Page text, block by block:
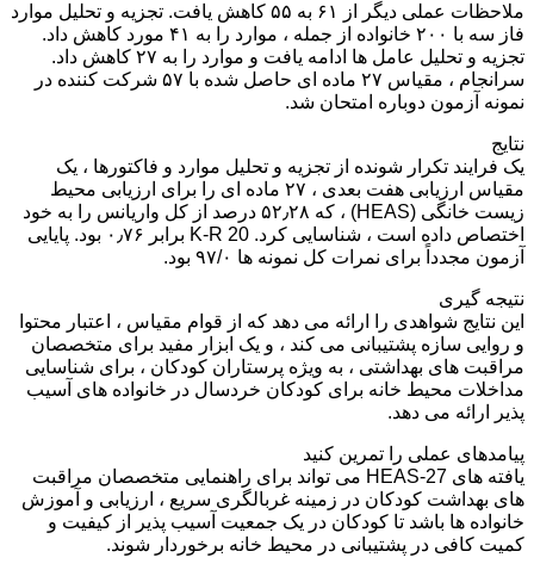
ملاحظات عملی دیگر از ۶۱ به ۵۵ کاهش یافت. تجزیه و تحلیل موارد
فاز سه با ۲۰۰ خانواده از جمله ، موارد را به ۴۱ مورد کاهش داد.
تجزیه و تحلیل عامل ها ادامه یافت و موارد را به ۲۷ کاهش داد.
سرانجام ، مقیاس ۲۷ ماده ای حاصل شده با ۵۷ شرکت کننده در
نمونه آزمون دوباره امتحان شد.
نتایج
یک فرایند تکرار شونده از تجزیه و تحلیل موارد و فاکتورها ، یک
مقیاس ارزیابی هفت بعدی ، ۲۷ ماده ای را برای ارزیابی محیط
زیست خانگی (HEAS) ، که ۵۲٫۲۸ درصد از کل واریانس را به خود
اختصاص داده است ، شناسایی کرد. K-R 20 برابر ۰٫۷۶ بود. پایایی
آزمون مجدداً برای نمرات کل نمونه ها ۹۷/۰ بود.
نتیجه گیری
این نتایج شواهدی را ارائه می دهد که از قوام مقیاس ، اعتبار محتوا
و روایی سازه پشتیبانی می کند ، و یک ابزار مفید برای متخصصان
مراقبت های بهداشتی ، به ویژه پرستاران کودکان ، برای شناسایی
مداخلات محیط خانه برای کودکان خردسال در خانواده های آسیب
پذیر ارائه می دهد.
پیامدهای عملی را تمرین کنید
یافته های HEAS-27 می تواند برای راهنمایی متخصصان مراقبت
های بهداشت کودکان در زمینه غربالگری سریع ، ارزیابی و آموزش
خانواده ها باشد تا کودکان در یک جمعیت آسیب پذیر از کیفیت و
کمیت کافی در پشتیبانی در محیط خانه برخوردار شوند.